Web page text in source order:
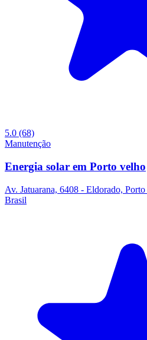
5.0 (68)
Manutenção
Energia solar em Porto velho
Av. Jatuarana, 6408 - Eldorado,
Brasil